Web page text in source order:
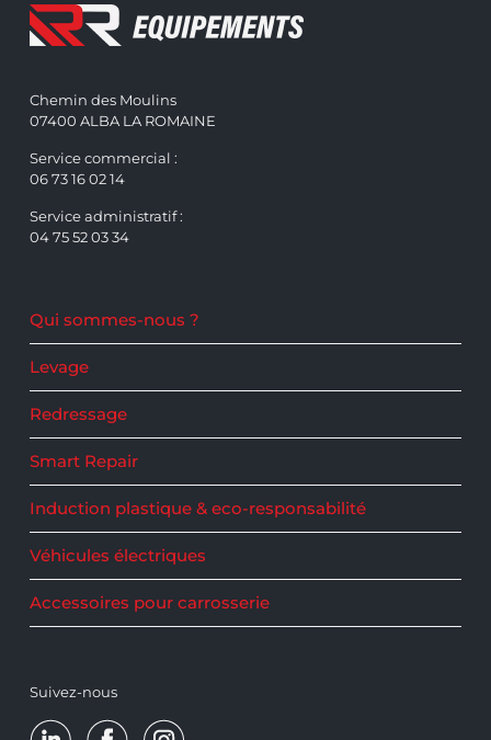
Chemin des Moulins
07400 ALBA LA ROMAINE
Service commercial :
06 73 16 02 14
Service administratif :
04 75 52 03 34
Qui sommes-nous ?
Levage
Redressage
Smart Repair
Induction plastique & eco-responsabilité
Véhicules électriques
Accessoires pour carrosserie
Suivez-nous